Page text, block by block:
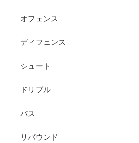
オフェンス
ディフェンス
シュート
ドリブル
パス
リバウンド